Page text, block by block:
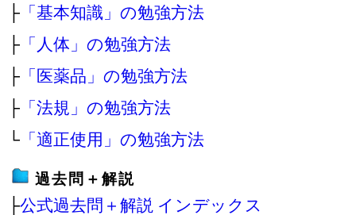
├ 「基本知識」の勉強方法
├ 「人体」の勉強方法
├ 「医薬品」の勉強方法
├ 「法規」の勉強方法
└ 「適正使用」の勉強方法
過去問＋解説
├公式過去問＋解説 インデックス